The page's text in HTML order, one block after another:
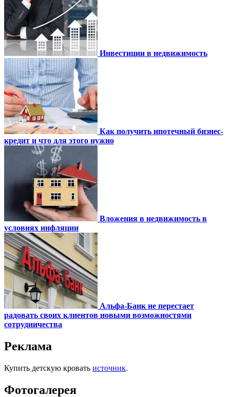
Инвестиции в недвижимость
Как получить ипотечный бизнес-
кредит и что для этого нужно
Вложения в недвижимость в
условиях инфляции
Альфа-Банк не перестает
радовать своих клиентов новыми возможностями
сотрудничества
Реклама
Купить детскую кровать источник.
Фотогалерея